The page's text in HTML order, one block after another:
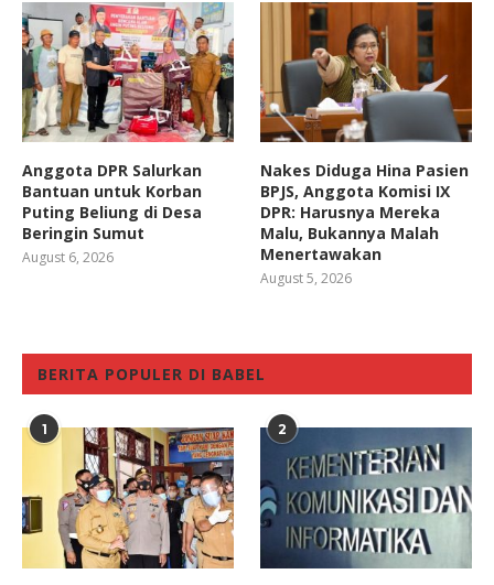
Anggota DPR Salurkan
Bantuan untuk Korban
Puting Beliung di Desa
Beringin Sumut
August 6, 2026
Nakes Diduga Hina Pasien
BPJS, Anggota Komisi IX
DPR: Harusnya Mereka
Malu, Bukannya Malah
Menertawakan
August 5, 2026
BERITA POPULER DI BABEL
1 2